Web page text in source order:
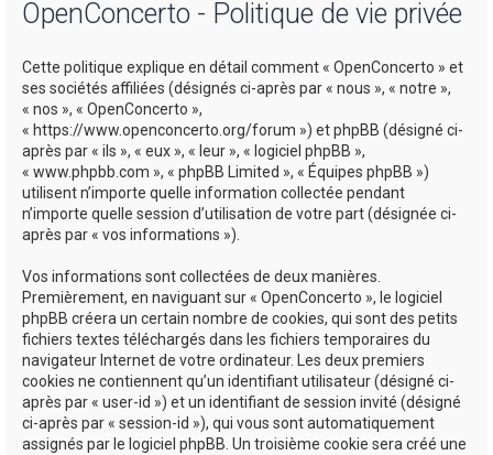
OpenConcerto - Politique de vie privée
Cette politique explique en détail comment « OpenConcerto » et
ses sociétés affiliées (désignés ci-après par « nous », « notre »,
« nos », « OpenConcerto »,
« https://www.openconcerto.org/forum ») et phpBB (désigné ci-
après par « ils », « eux », « leur », « logiciel phpBB »,
« www.phpbb.com », « phpBB Limited », « Équipes phpBB »)
utilisent n’importe quelle information collectée pendant
n’importe quelle session d’utilisation de votre part (désignée ci-
après par « vos informations »).
Vos informations sont collectées de deux manières.
Premièrement, en naviguant sur « OpenConcerto », le logiciel
phpBB créera un certain nombre de cookies, qui sont des petits
fichiers textes téléchargés dans les fichiers temporaires du
navigateur Internet de votre ordinateur. Les deux premiers
cookies ne contiennent qu’un identifiant utilisateur (désigné ci-
après par « user-id ») et un identifiant de session invité (désigné
ci-après par « session-id »), qui vous sont automatiquement
assignés par le logiciel phpBB. Un troisième cookie sera créé une